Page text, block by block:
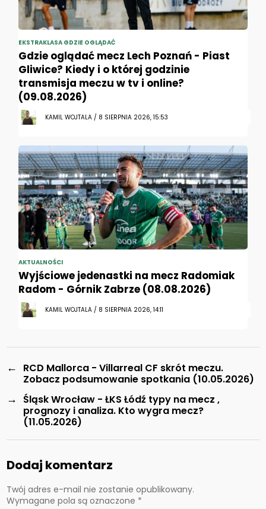
EKSTRAKLASA GDZIE OGLĄDAĆ
Gdzie oglądać mecz Lech Poznań - Piast
Gliwice? Kiedy i o której godzinie
transmisja meczu w tv i online?
(09.08.2026)
KAMIL WOJTALA / 8 SIERPNIA 2026, 15:53
AKTUALNOŚCI
Wyjściowe jedenastki na mecz Radomiak
Radom - Górnik Zabrze (08.08.2026)
KAMIL WOJTALA / 8 SIERPNIA 2026, 14:11
←
RCD Mallorca - Villarreal CF skrót meczu.
Zobacz podsumowanie spotkania (10.05.2026)
→ Śląsk Wrocław - ŁKS Łódź typy na mecz ,
prognozy i analiza. Kto wygra mecz?
(11.05.2026)
Dodaj komentarz
Twój adres e-mail nie zostanie opublikowany.
Wymagane pola są oznaczone *